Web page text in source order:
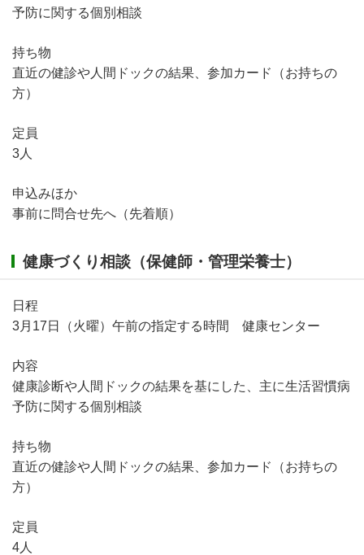
予防に関する個別相談
持ち物
直近の健診や人間ドックの結果、参加カード（お持ちの
方）
定員
3人
申込みほか
事前に問合せ先へ（先着順）
健康づくり相談（保健師・管理栄養士）
日程
3月17日（火曜）午前の指定する時間 健康センター
内容
健康診断や人間ドックの結果を基にした、主に生活習慣病
予防に関する個別相談
持ち物
直近の健診や人間ドックの結果、参加カード（お持ちの
方）
定員
4人